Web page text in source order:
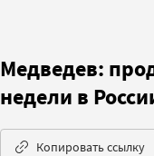
Медведев:
недели в
Копировать ссылку